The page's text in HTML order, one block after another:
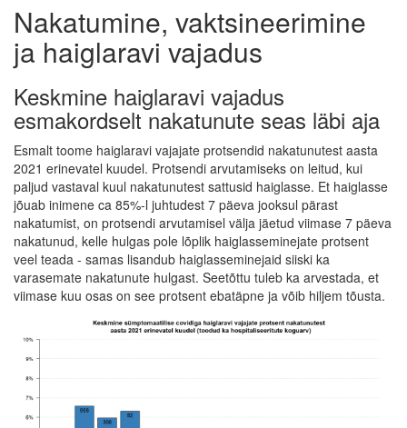
Nakatumine, vaktsineerimine
ja haiglaravi vajadus
Keskmine haiglaravi vajadus
esmakordselt nakatunute seas läbi aja
Esmalt toome haiglaravi vajajate protsendid nakatunutest aasta
2021 erinevatel kuudel. Protsendi arvutamiseks on leitud, kui
paljud vastaval kuul nakatunutest sattusid haiglasse. Et haiglasse
jõuab inimene ca 85%-l juhtudest 7 päeva jooksul pärast
nakatumist, on protsendi arvutamisel välja jäetud viimase 7 päeva
nakatunud, kelle hulgas pole lõplik haiglasseminejate protsent
veel teada - samas lisandub haiglasseminejaid siiski ka
varasemate nakatunute hulgast. Seetõttu tuleb ka arvestada, et
viimase kuu osas on see protsent ebatäpne ja võib hiljem tõusta.